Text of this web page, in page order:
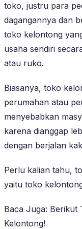
toko, justru para
dagangannya dan
toko kelontong
usaha sendiri
atau ruko.
Biasanya, toko
perumahan atau
menyebabkan
karena dianggap
dengan berjalan
Perlu kalian tahu,
yaitu toko
Baca Juga: Berikut
Kelontong!